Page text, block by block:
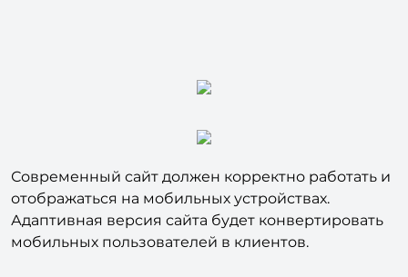
Современный сайт должен корректно работать и
отображаться на мобильных устройствах.
Адаптивная версия сайта будет конвертировать
мобильных пользователей в клиентов.